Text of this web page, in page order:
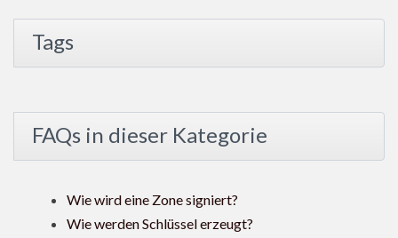
Tags
FAQs in dieser Kategorie
Wie wird eine Zone signiert?
Wie werden Schlüssel erzeugt?